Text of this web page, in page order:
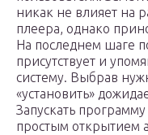
никак не влияет на
плеера, однако
На последнем шаге
присутствует и
систему. Выбрав
«установить»
Запускать
простым открытием